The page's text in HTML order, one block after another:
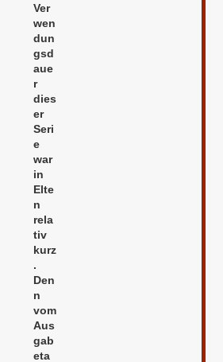
Ver
wen
dun
gsd
aue
r
dies
er
Seri
e
war
in
Elte
n
rela
tiv
kurz
.
Den
n
vom
Aus
gab
eta